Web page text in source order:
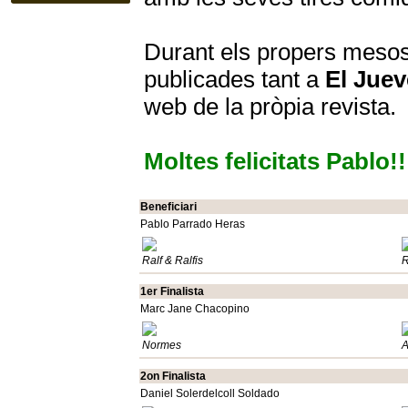
Durant els propers
publicades tant a El
web de la pròpia revista.
Moltes felicitats
Beneficiari
Pablo Parrado Heras
Ralf & Ralfis
1er Finalista
Marc Jane Chacopino
Normes
2on Finalista
Daniel Solerdelcoll Soldado